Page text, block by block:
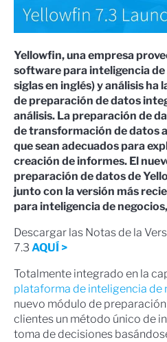
Yellowfin, una empresa
software para inteligencia de
siglas en inglés) y análisis ha
de preparación de datos
análisis. La preparación de
de transformación de datos
que sean adecuados para
creación de informes. El
preparación de datos de
junto con la versión más
para inteligencia de
Descargar las Notas de la
7.3 AQUÍ >
Totalmente integrado en la
plataforma de inteligencia de
nuevo módulo de
clientes un método único de
toma de decisiones